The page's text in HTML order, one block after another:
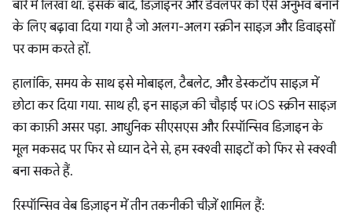
बारे में लिखा था. इसके बाद, डिज़ाइनर और डेवलपर को ऐसे अनुभव बनाने
के लिए बढ़ावा दिया गया है जो अलग-अलग स्क्रीन साइज़ और डिवाइसों
पर काम करते हों.
हालांकि, समय के साथ इसे मोबाइल, टैबलेट, और डेस्कटॉप साइज़ में
छोटा कर दिया गया. साथ ही, इन साइज़ की चौड़ाई पर iOS स्क्रीन साइज़
का काफ़ी असर पड़ा. आधुनिक सीएसएस और रिस्पॉन्सिव डिज़ाइन के
मूल मकसद पर फिर से ध्यान देने से, हम स्क्श्वी साइटों को फिर से स्क्श्वी
बना सकते हैं.
रिस्पॉन्सिव वेब डिज़ाइन में तीन तकनीकी चीज़ें शामिल हैं: